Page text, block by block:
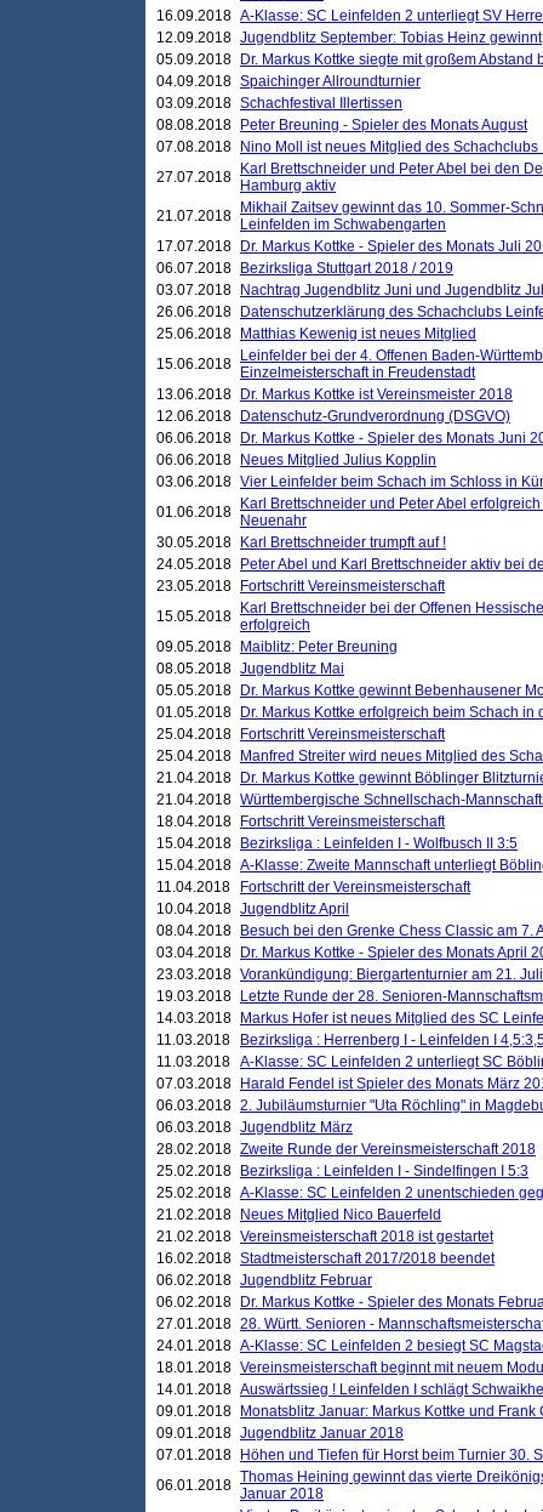
16.09.2018 A-Klasse: SC Leinfelden 2 unterliegt SV
12.09.2018 Jugendblitz September: Tobias Heinz gewinnt
05.09.2018
Dr. Markus Kottke siegte mit großem
04.09.2018 Spaichinger Allroundturnier
03.09.2018 Schachfestival Illertissen
08.08.2018
Peter Breuning - Spieler des Monats August
07.08.2018
Nino Moll ist neues Mitglied des
27.07.2018
Karl Brettschneider und Peter Abel bei den
Hamburg aktiv
21.07.2018
Mikhail Zaitsev gewinnt das 10. Sommer-
Leinfelden im Schwabengarten
17.07.2018
Dr. Markus Kottke - Spieler des Monats Juli
06.07.2018
Bezirksliga Stuttgart 2018 / 2019
03.07.2018
Nachtrag Jugendblitz Juni und Jugendblitz
26.06.2018
Datenschutzerklärung des Schachclubs
25.06.2018
Matthias Kewenig ist neues Mitglied
15.06.2018
Leinfelder bei der 4. Offenen Baden-
Einzelmeisterschaft in Freudenstadt
13.06.2018
Dr. Markus Kottke ist Vereinsmeister 2018
12.06.2018
Datenschutz-Grundverordnung (DSGVO)
06.06.2018
Dr. Markus Kottke - Spieler des Monats Juni
06.06.2018
Neues Mitglied Julius Kopplin
03.06.2018 Vier Leinfelder beim Schach im Schloss in
01.06.2018
Karl Brettschneider und Peter Abel
Neuenahr
30.05.2018
Karl Brettschneider trumpft auf !
24.05.2018
Peter Abel und Karl Brettschneider aktiv bei
23.05.2018
Fortschritt Vereinsmeisterschaft
15.05.2018
Karl Brettschneider bei der Offenen
erfolgreich
09.05.2018
Maiblitz: Peter Breuning
08.05.2018 Jugendblitz Mai
05.05.2018
Dr. Markus Kottke gewinnt Bebenhausener
01.05.2018
Dr. Markus Kottke erfolgreich beim Schach
25.04.2018
Fortschritt Vereinsmeisterschaft
25.04.2018
Manfred Streiter wird neues Mitglied des
21.04.2018
Dr. Markus Kottke gewinnt Böblinger
21.04.2018 Württembergische Schnellschach-
18.04.2018
Fortschritt Vereinsmeisterschaft
15.04.2018
Bezirksliga : Leinfelden I - Wolfbusch II 3:5
15.04.2018 A-Klasse: Zweite Mannschaft unterliegt
11.04.2018
Fortschritt der Vereinsmeisterschaft
10.04.2018 Jugendblitz April
08.04.2018
Besuch bei den Grenke Chess Classic am 7.
03.04.2018
Dr. Markus Kottke - Spieler des Monats April
23.03.2018 Vorankündigung: Biergartenturnier am 21.
19.03.2018
Letzte Runde der 28. Senioren-
14.03.2018
Markus Hofer ist neues Mitglied des SC
11.03.2018
Bezirksliga : Herrenberg I - Leinfelden I
11.03.2018 A-Klasse: SC Leinfelden 2 unterliegt SC
07.03.2018
Harald Fendel ist Spieler des Monats März
06.03.2018 2. Jubiläumsturnier "Uta Röchling" in
06.03.2018 Jugendblitz März
28.02.2018 Zweite Runde der Vereinsmeisterschaft 2018
25.02.2018
Bezirksliga : Leinfelden I - Sindelfingen I 5:3
25.02.2018 A-Klasse: SC Leinfelden 2 unentschieden
21.02.2018
Neues Mitglied Nico Bauerfeld
21.02.2018 Vereinsmeisterschaft 2018 ist gestartet
16.02.2018 Stadtmeisterschaft 2017/2018 beendet
06.02.2018 Jugendblitz Februar
06.02.2018
Dr. Markus Kottke - Spieler des Monats
27.01.2018 28. Württ. Senioren -
24.01.2018 A-Klasse: SC Leinfelden 2 besiegt SC
18.01.2018 Vereinsmeisterschaft beginnt mit neuem
14.01.2018 Auswärtssieg ! Leinfelden I schlägt
09.01.2018
Monatsblitz Januar: Markus Kottke und
09.01.2018 Jugendblitz Januar 2018
07.01.2018
Höhen und Tiefen für Horst beim Turnier 30.
06.01.2018 Thomas Heining gewinnt das vierte
Januar 2018